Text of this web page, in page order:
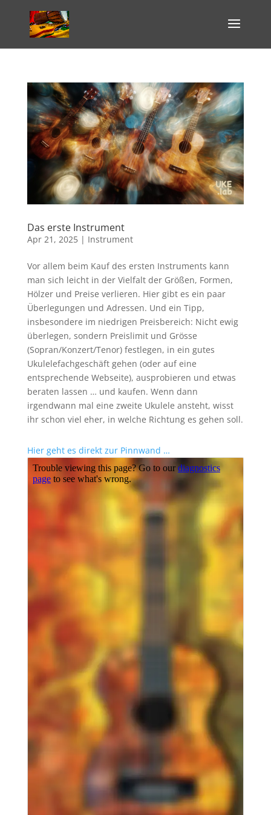
Das erste Instrument
Apr 21, 2025| Instrument
Vor allem beim Kauf des ersten Instruments kann
man sich leicht in der Vielfalt der Größen, Formen,
Hölzer und Preise verlieren. Hier gibt es ein paar
Überlegungen und Adressen. Und ein Tipp,
insbesondere im niedrigen Preisbereich: Nicht ewig
überlegen, sondern Preislimit und Grösse
(Sopran/Konzert/Tenor) festlegen, in ein gutes
Ukulelefachgeschäft gehen (oder auf eine
entsprechende Webseite), ausprobieren und etwas
beraten lassen … und kaufen. Wenn dann
irgendwann mal eine zweite Ukulele ansteht, wisst
ihr schon viel eher, in welche Richtung es gehen soll.
Hier geht es direkt zur Pinnwand …